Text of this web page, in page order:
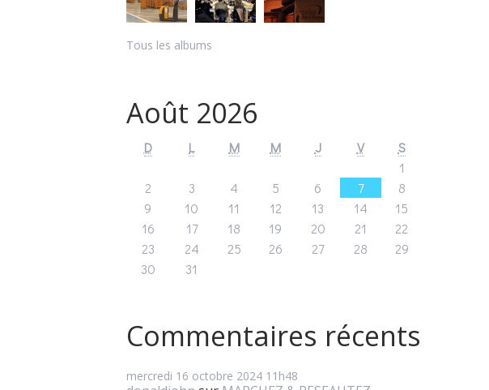
Tous les albums
Août 2026
D L M M J V
S
1
2
3 4 5 6 7
8
9
10 11 12 13 14
15
16
17 18 19 20 21
22
23
24 25 26 27 28
29
30
31
Commentaires récents
mercredi 16 octobre 2024 11h48